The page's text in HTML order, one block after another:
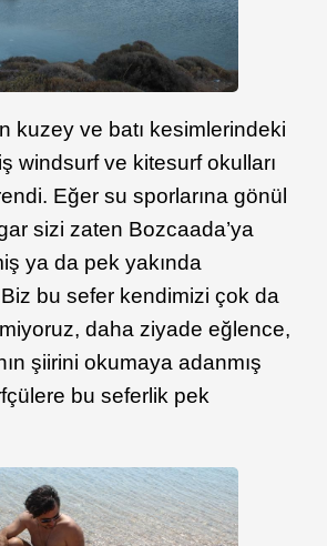
kuzey ve batı kesimlerindeki
windsurf ve kitesurf okulları
Eğer su sporlarına gönül
sizi zaten Bozcaada’ya
ya da pek yakında
bu sefer kendimizi çok da
daha ziyade eğlence,
şiirini okumaya adanmış
bu seferlik pek